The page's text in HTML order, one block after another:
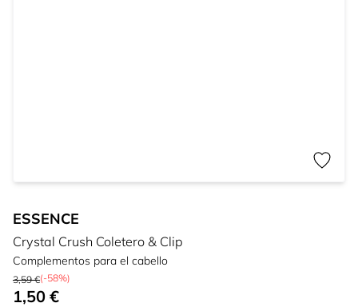
ESSENCE
Crystal Crush Coletero & Clip
Complementos para el cabello
3,59 €(-58%)
1,50 €